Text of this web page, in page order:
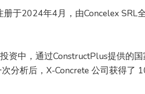
于2024年4月，由Concelex SRL
资中，通过ConstructPlus提供的
分析后，X-Concrete 公司获得了